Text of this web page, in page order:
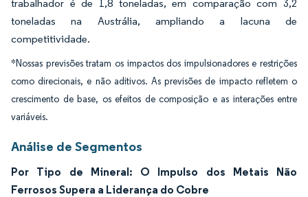
trabalhador é de 1,8 toneladas, em comparação com 3,2
toneladas na Austrália, ampliando a lacuna de
competitividade.
*Nossas previsões tratam os impactos dos impulsionadores e restrições
como direcionais, e não aditivos. As previsões de impacto refletem o
crescimento de base, os efeitos de composição e as interações entre
variáveis.
Análise de Segmentos
Por Tipo de Mineral: O Impulso dos Metais Não
Ferrosos Supera a Liderança do Cobre